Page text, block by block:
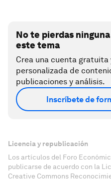
No te pierdas
este tema
Crea una cuenta
personalizada de
publicaciones y análisis.
Inscríbete de
Licencia y republicación
Los artículos del Foro
publicarse de acuerdo con la
Creative Commons